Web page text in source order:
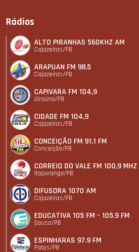
Rádios
ALTO PIRANHAS 560KHZ AM
Cajazeiras/PB
ARAPUAN FM 98.5
Cajazeiras/PB
CAPIVARA FM 104,9
Uiraúna/PB
CIDADE FM 104,9
Cajazeiras/PB
CONCEIÇÃO FM 91.1 FM
Conceição/PB
CORREIO DO VALE FM 100,9 MHZ
Itaporanga/PB
DIFUSORA 1070 AM
Cajazeiras/PB
EDUCATIVA 105 FM - 105.9 FM
Sousa/PB
ESPINHARAS 97.9 FM
Patos/PB